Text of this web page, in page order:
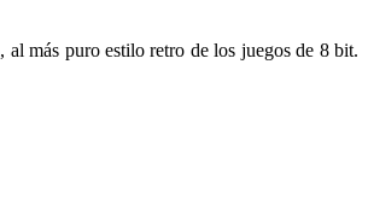
, al más puro estilo retro de los juegos de 8 bit.